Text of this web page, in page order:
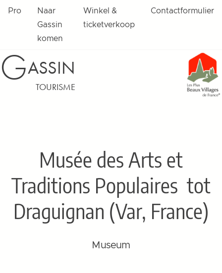
Pro
Naar
Gassin
komen
Winkel &
ticketverkoop
Contactformulier
GASSIN
TOURISME
Musée des Arts et
Traditions Populaires tot
Draguignan (Var, France)
Museum